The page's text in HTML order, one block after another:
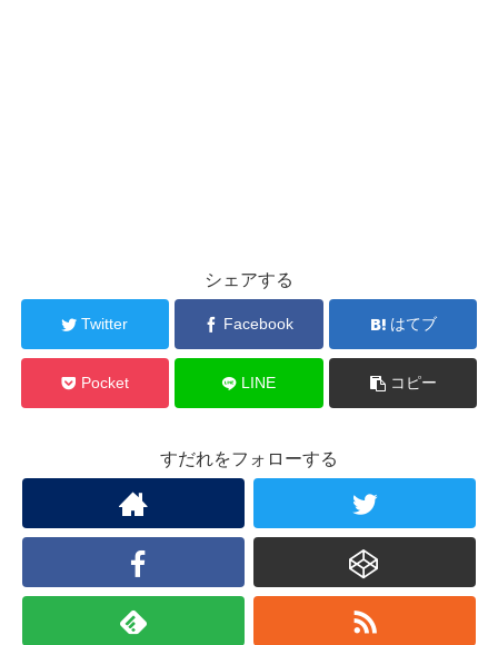
シェアする
Twitter Facebook はてブ
Pocket LINE コピー
すだれをフォローする